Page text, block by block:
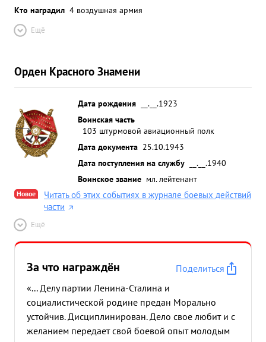
Кто наградил 4 воздушная армия
Ещё
Орден Красного Знамени
Дата рождения
__.__.1923
Воинская часть
103 штурмовой авиационный полк
Дата документа 25.10.1943
Дата поступления на службу
__.__.1940
Воинское звание мл. лейтенант
Новое
Читать об этих событиях в журнале боевых действий
части
Ещё
За что награждён
Поделиться
«... Делу партии Ленина-Сталина и
социалистической родине предан Морально
устойчив. Дисциплинирован. Дело свое любит и с
желанием передает свой боевой опыт молодым